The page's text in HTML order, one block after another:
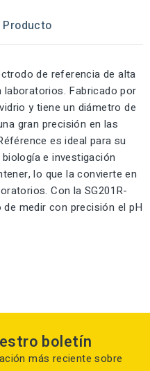
Producto
de referencia de alta
laboratorios. Fabricado por
y tiene un diámetro de
gran precisión en las
es ideal para su
e investigación
lo que la convierte en
Con la SG201R-
medir con precisión el pH
boletín
más reciente sobre